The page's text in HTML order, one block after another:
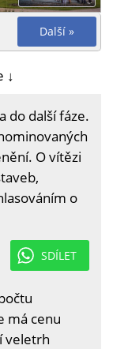
Další »
↓
do další fáze.
O vítězi
o
SDÍLET
má cenu
veletrh